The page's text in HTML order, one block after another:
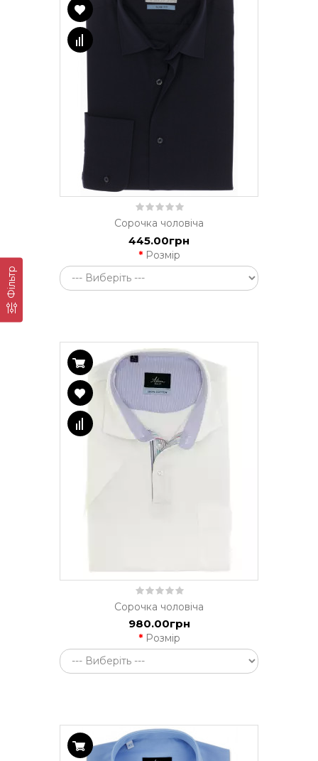
Фільтр
Сорочка чоловіча
445.00грн
Розмір
Сорочка чоловіча
980.00грн
Розмір